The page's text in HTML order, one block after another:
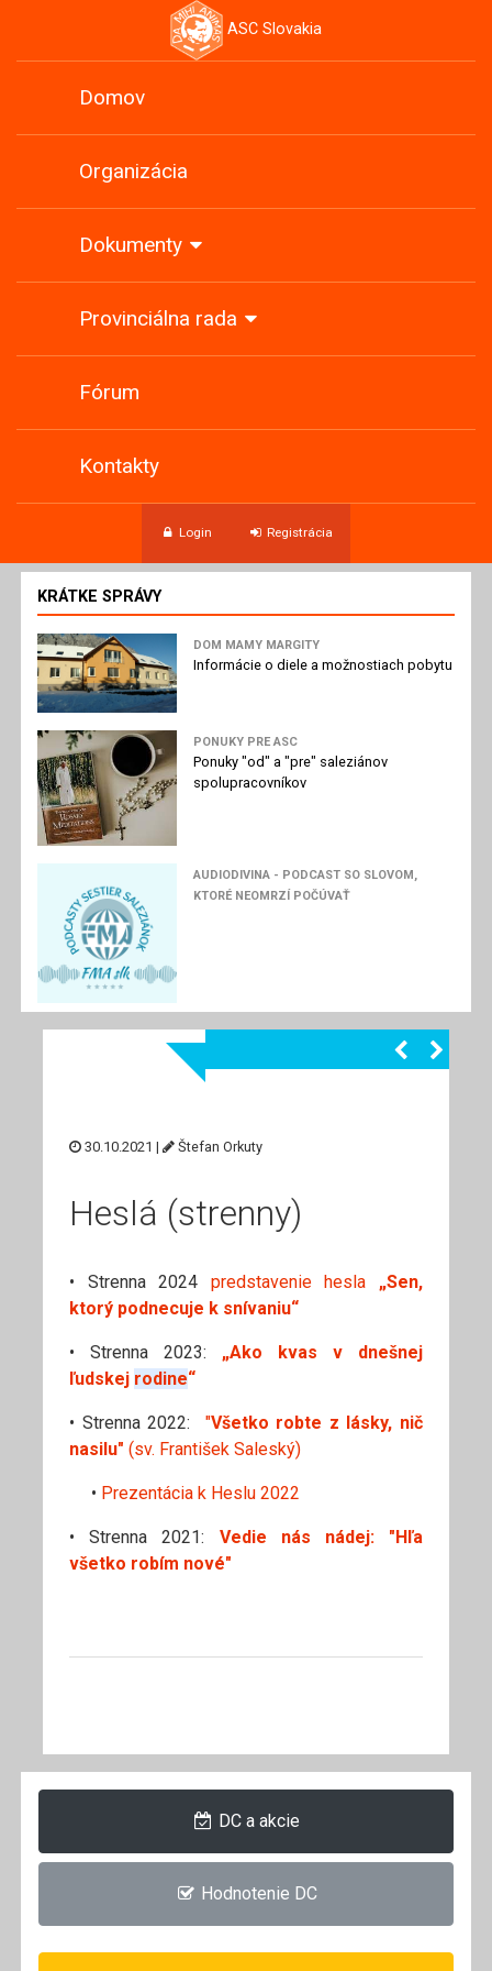
ASC Slovakia
Domov
Organizácia
Dokumenty
Provinciálna rada
Fórum
Kontakty
Login Registrácia
KRÁTKE SPRÁVY
DOM MAMY MARGITY
Informácie o diele a možnostiach pobytu
PONUKY PRE ASC
Ponuky "od" a "pre" saleziánov
spolupracovníkov
AUDIODIVINA - PODCAST SO SLOVOM,
KTORÉ NEOMRZÍ POČÚVAŤ
30.10.2021 | Štefan Orkuty
Heslá (strenny)
• Strenna 2024 predstavenie hesla „Sen,
ktorý podnecuje k snívaniu“
• Strenna 2023: „Ako kvas v dnešnej
ľudskej rodine“
• Strenna 2022: "Všetko robte z lásky, nič
nasilu" (sv. František Saleský)
• Prezentácia k Heslu 2022
• Strenna 2021: Vedie nás nádej: "Hľa
všetko robím nové"
DC a akcie
Hodnotenie DC